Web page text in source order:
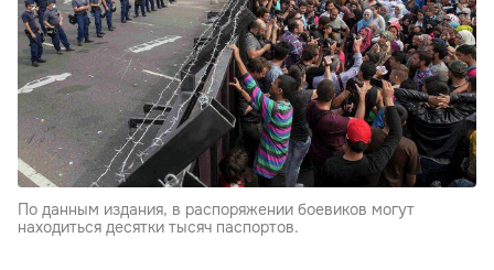
По данным издания, в распоряжении боевиков могут
находиться десятки тысяч паспортов.